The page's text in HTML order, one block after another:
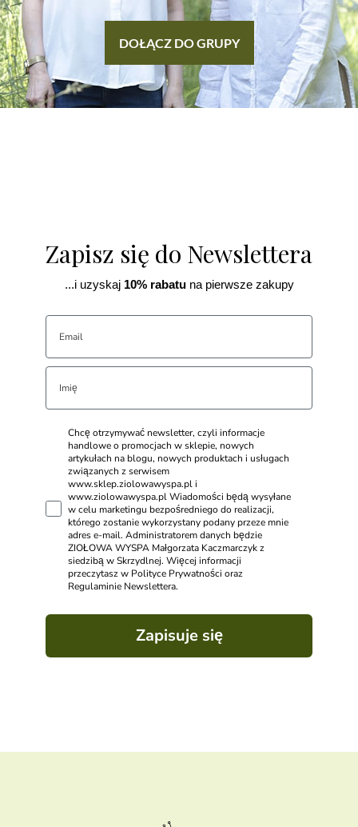
DOŁĄCZ DO GRUPY
Zapisz się do Newslettera
...i uzyskaj10% rabatuna pierwsze zakupy
Chcę otrzymywać newsletter, czyli informacje
handlowe o promocjach w sklepie, nowych
artykułach na blogu, nowych produktach i usługach
związanych z serwisem
www.sklep.ziolowawyspa.pl i
www.ziolowawyspa.pl Wiadomości będą wysyłane
w celu marketingu bezpośredniego do realizacji,
którego zostanie wykorzystany podany przeze mnie
adres e-mail. Administratorem danych będzie
ZIOŁOWA WYSPA Małgorzata Kaczmarczyk z
siedzibą w Skrzydlnej. Więcej informacji
przeczytasz w Polityce Prywatności oraz
Regulaminie Newslettera.
Zapisuje się